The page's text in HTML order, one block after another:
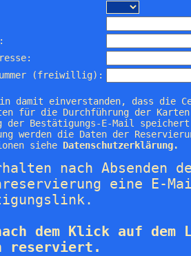
(freiwillig):
damit einverstanden, dass die
für die Durchführung der
der Bestätigungs-E-Mail
werden die Daten der
siehe Datenschutzerklärung.
nach Absenden
eine E-
dem Klick auf
reserviert.